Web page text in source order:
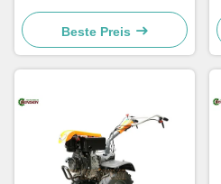
Tiller Landwirtschaftlicher
Traktor 10 PS Zwei-Rad-
Mini-Diesel-Traktor
Beste Preis